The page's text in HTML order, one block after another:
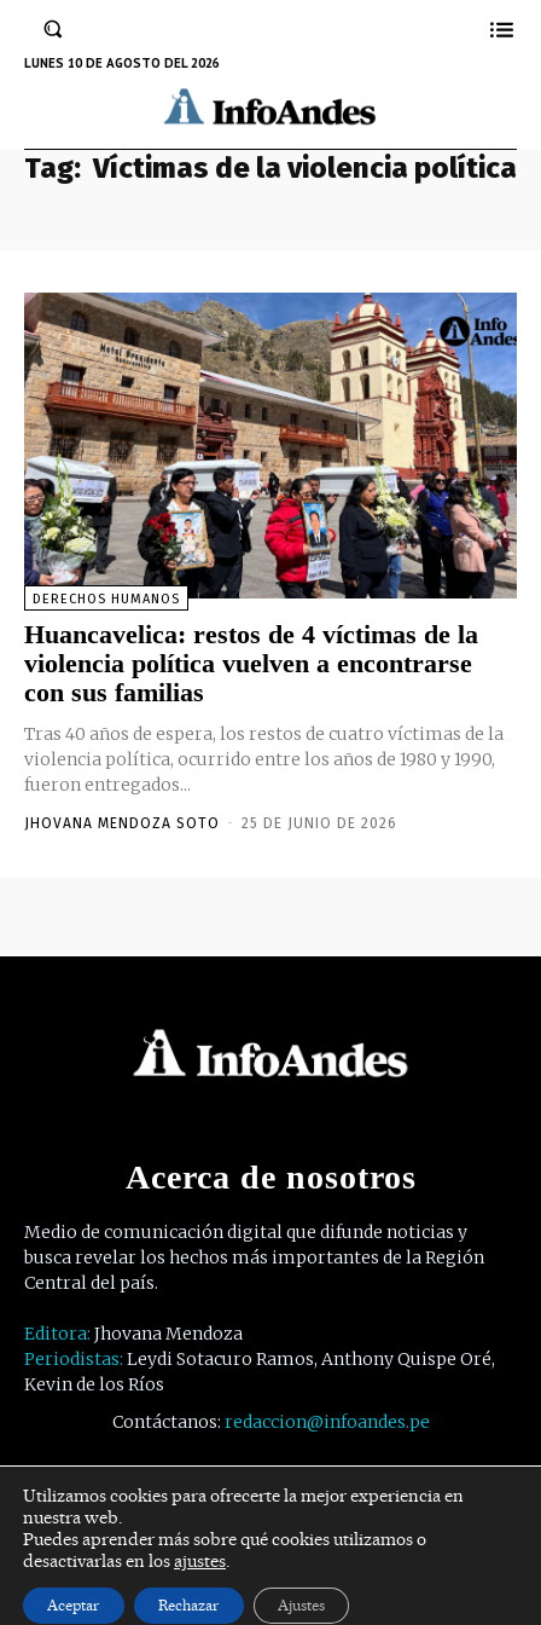
LUNES 10 DE AGOSTO DEL 2026
Tag: Víctimas de la violencia política
DERECHOS HUMANOS
Huancavelica: restos de 4 víctimas de la
violencia política vuelven a encontrarse
con sus familias
Tras 40 años de espera, los restos de cuatro víctimas de la
violencia política, ocurrido entre los años de 1980 y 1990,
fueron entregados...
JHOVANA MENDOZA SOTO - 25 DE JUNIO DE 2026
Acerca de nosotros
Medio de comunicación digital que difunde noticias y
busca revelar los hechos más importantes de la Región
Central del país.
Editora: Jhovana Mendoza
Periodistas: Leydi Sotacuro Ramos, Anthony Quispe Oré,
Kevin de los Ríos
Contáctanos: redaccion@infoandes.pe
Síguenos
Facebook Twitter Youtube
Utilizamos cookies para ofrecerte la mejor experiencia en
nuestra web.
Puedes aprender más sobre qué cookies utilizamos o
desactivarlas en losajustes.
Aceptar Rechazar Ajustes